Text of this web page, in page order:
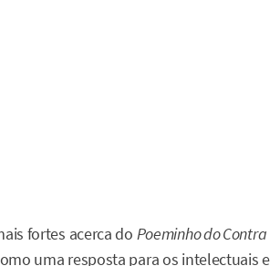
fortes acerca do Poeminho do Contra
uma resposta para os intelectuais e